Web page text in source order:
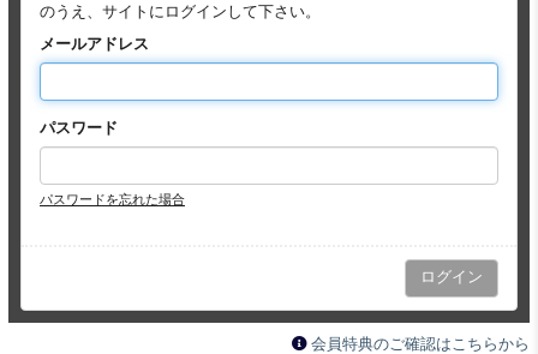
のうえ、サイトにログインして下さい。
メールアドレス
パスワード
パスワードを忘れた場合
会員特典のご確認はこちらから